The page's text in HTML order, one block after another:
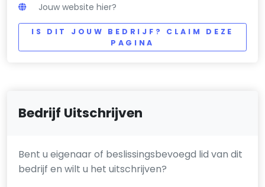
Jouw website hier?
IS DIT JOUW BEDRIJF? CLAIM DEZE
PAGINA
Bedrijf Uitschrijven
Bent u eigenaar of beslissingsbevoegd lid van dit
bedrijf en wilt u het uitschrijven?